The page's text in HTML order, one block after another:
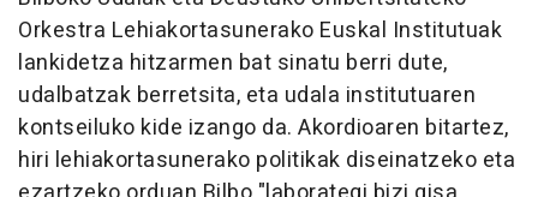
Orkestra Lehiakortasunerako Euskal Institutuak
lankidetza hitzarmen bat sinatu berri dute,
udalbatzak berretsita, eta udala institutuaren
kontseiluko kide izango da. Akordioaren bitartez,
hiri lehiakortasunerako politikak diseinatzeko eta